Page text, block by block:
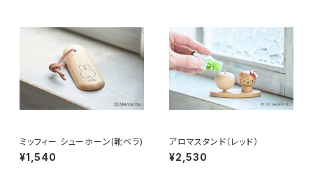
ミッフィー シューホーン(靴ベラ)
¥1,540
アロマスタンド（レッド）
¥2,530